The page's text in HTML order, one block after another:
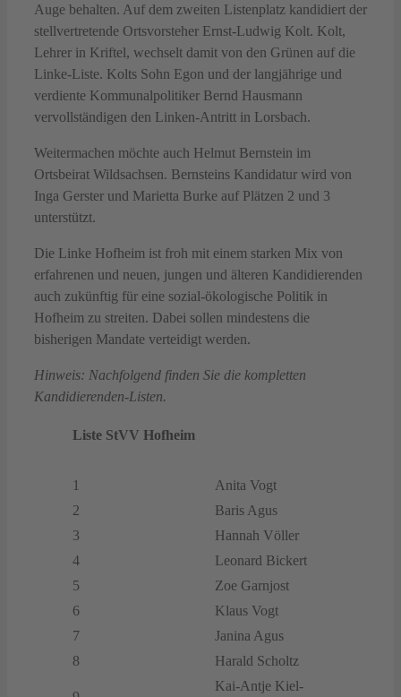
Auge behalten. Auf dem zweiten Listenplatz kandidiert der
stellvertretende Ortsvorsteher Ernst-Ludwig Kolt. Kolt,
Lehrer in Kriftel, wechselt damit von den Grünen auf die
Linke-Liste. Kolts Sohn Egon und der langjährige und
verdiente Kommunalpolitiker Bernd Hausmann
vervollständigen den Linken-Antritt in Lorsbach.
Weitermachen möchte auch Helmut Bernstein im
Ortsbeirat Wildsachsen. Bernsteins Kandidatur wird von
Inga Gerster und Marietta Burke auf Plätzen 2 und 3
unterstützt.
Die Linke Hofheim ist froh mit einem starken Mix von
erfahrenen und neuen, jungen und älteren Kandidierenden
auch zukünftig für eine sozial-ökologische Politik in
Hofheim zu streiten. Dabei sollen mindestens die
bisherigen Mandate verteidigt werden.
Hinweis: Nachfolgend finden Sie die kompletten
Kandidierenden-Listen.
Liste StVV Hofheim
1
Anita Vogt
2
Baris Agus
3
Hannah Völler
4
Leonard Bickert
5
Zoe Garnjost
6
Klaus Vogt
7
Janina Agus
8
Harald Scholtz
Kai-Antje Kiel-